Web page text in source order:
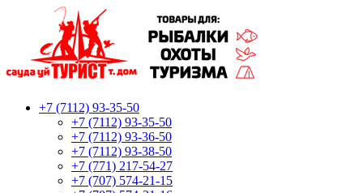
+7 (7112) 93-35-50
+7 (7112) 93-35-50
+7 (7112) 93-36-50
+7 (7112) 93-38-50
+7 (771) 217-54-27
+7 (707) 574-21-15